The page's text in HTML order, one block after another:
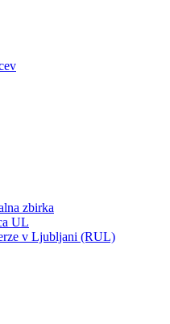
zbirka
UL
v Ljubljani (RUL)